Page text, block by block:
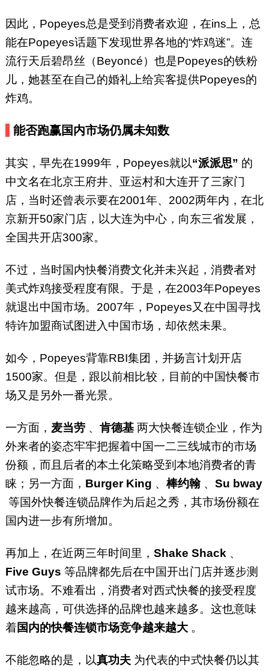
因此，Popeyes总是受到消费者欢迎，在ins上，总
能在Popeyes话题下发现世界各地的“炸鸡迷”。连
流行天后碧昂丝（Beyoncé）也是Popeyes的铁粉
儿，她甚至在自己的婚礼上给宾客提供Popeyes的
炸鸡。
能否跑赢国内市场仍属未知数
其实，早先在1999年，Popeyes就以“派派思” 的
中文名在北京王府井、亚运村和大连开了三家门
店，当时还曾表示要在2001年、2002两年内，在北
京新开50家门店，以大连为中心，向东三省发展，
全国共开店300家。
不过，当时国内快餐消费文化并未兴起，消费者对
美式炸鸡接受程度有限。于是，在2003年Popeyes
就退出中国市场。2007年，Popeyes又在中国寻找
特许加盟商试图进入中国市场，却依然未果。
如今，Popeyes背靠RBI集团，并扬言计划开店
1500家。但是，跟以前相比较，目前的中国快餐市
场又是另外一番光景。
一方面， 麦当劳 、 肯德基 两大快餐连锁企业，作为
外来者的姿态牢牢把握着中国一二三线城市的市场
份额，而且后者的本土化策略受到本地消费者的青
睐；另一方面， Burger King 、 棒约翰 、 Su bway
等国外快餐连锁品牌作为后起之秀，其市场份额在
国内进一步有所增加。
再加上，在近两三年时间里， Shake Shack 、
Five Guys 等品牌都先后在中国开出门店并逐步测
试市场。不难看出，消费者对西式快餐的接受程度
越来越高，可供选择的品牌也越来越多。这也意味
着国内的快餐连锁市场竞争越来越大 。
不能忽略的是，以真功夫 为代表的中式快餐仍以其